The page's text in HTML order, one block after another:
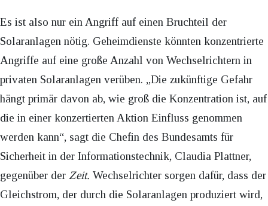
Es ist also nur ein Angriff auf einen Bruchteil der
Solaranlagen nötig. Geheimdienste könnten konzentrierte
Angriffe auf eine große Anzahl von Wechselrichtern in
privaten Solaranlagen verüben. „Die zukünftige Gefahr
hängt primär davon ab, wie groß die Konzentration ist, auf
die in einer konzertierten Aktion Einfluss genommen
werden kann“, sagt die Chefin des Bundesamts für
Sicherheit in der Informationstechnik, Claudia Plattner,
gegenüber der Zeit. Wechselrichter sorgen dafür, dass der
Gleichstrom, der durch die Solaranlagen produziert wird,